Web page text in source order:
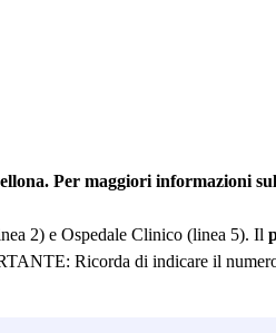
Per maggiori informazioni
2) e Ospedale Clinico (linea 5). Il
Ricorda di indicare il